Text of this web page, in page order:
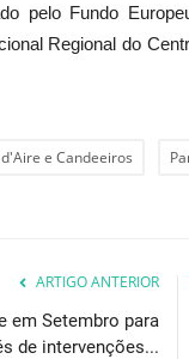
pelo Fundo
Regional do
e Candeeiros
ARTIGO ANTERIOR
em Setembro para
de intervenções...